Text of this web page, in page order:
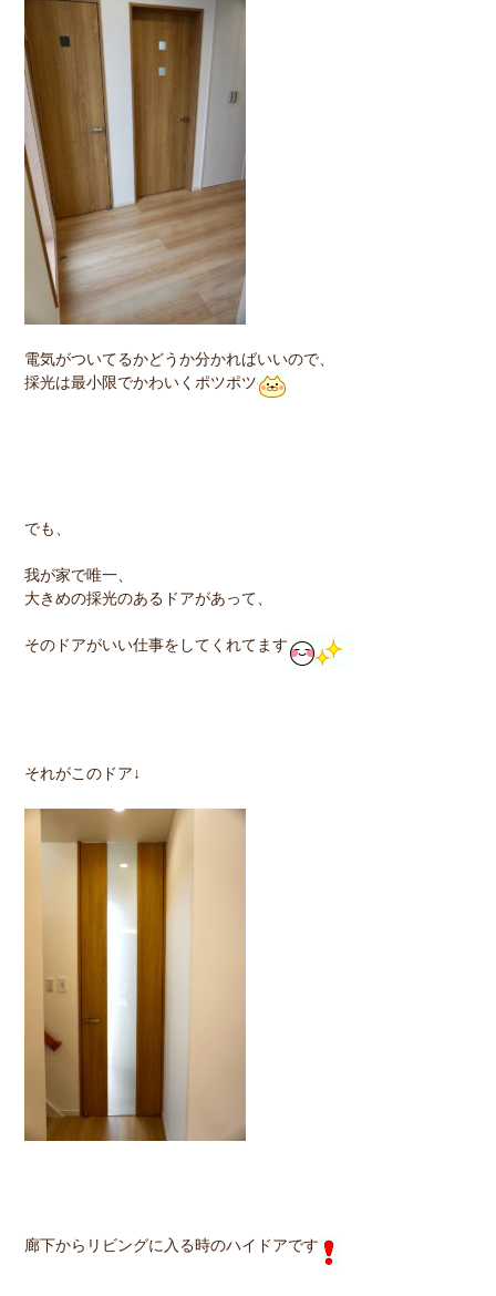
電気がついてるかどうか分かればいいので、
採光は最小限でかわいくポツポツ
でも、
我が家で唯一、
大きめの採光のあるドアがあって、
そのドアがいい仕事をしてくれてます
それがこのドア↓
廊下からリビングに入る時のハイドアです